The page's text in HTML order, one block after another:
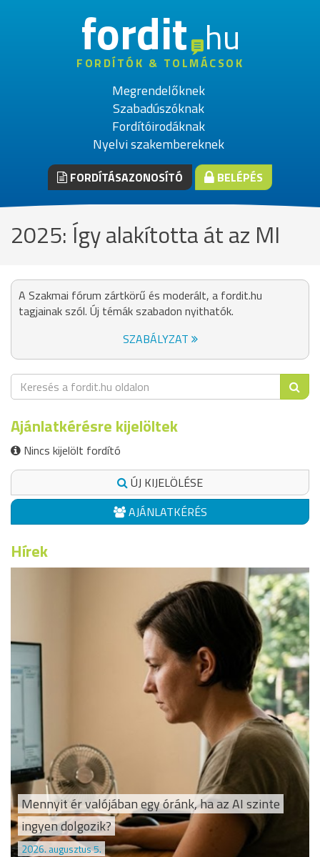
fordithu
FORDÍTÓK & TOLMÁCSOK
Megrendelőknek
Szabadúszóknak
Fordítóirodáknak
Nyelvi szakembereknek
FORDÍTÁSAZONOSÍTÓ BELÉPÉS
2025: Így alakította át az MI
A Szakmai fórum zártkörű és moderált, a fordit.hu
tagjainak szól. Új témák szabadon nyithatók.
SZABÁLYZAT
Ajánlatkérésre kijelöltek
Nincs kijelölt fordító
ÚJ KIJELÖLÉSE
AJÁNLATKÉRÉS
Hírek
Mennyit ér valójában egy óránk, ha az AI szinte
ingyen dolgozik?
2026. augusztus 5.